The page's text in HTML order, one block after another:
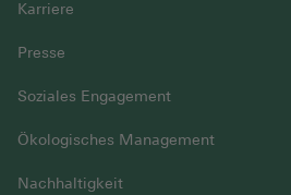
Karriere
Presse
Soziales Engagement
Ökologisches Management
Nachhaltigkeit